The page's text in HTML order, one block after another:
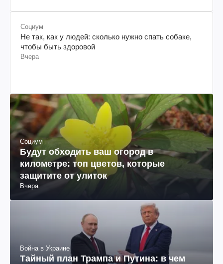
Социум
Не так, как у людей: сколько нужно спать собаке,
чтобы быть здоровой
Вчера
Социум
Будут обходить ваш огород в
километре: топ цветов, которые
защитите от улиток
Вчера
Война в Украине
Тайный план Трампа и Путина: в чем